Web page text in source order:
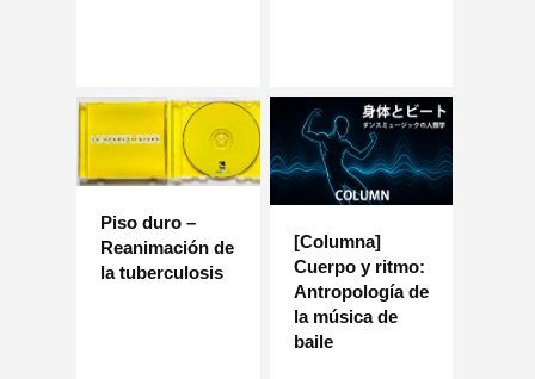
Piso duro –
Reanimación de
la tuberculosis
[Columna]
Cuerpo y ritmo:
Antropología de
la música de
baile